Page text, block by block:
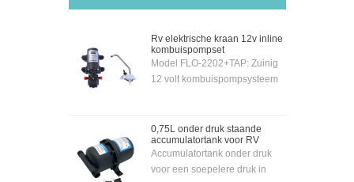
Rv elektrische kraan 12v inline
kombuispompset
Model FLO-2202+TAP: Zuinig
12 volt kombuispompsysteem
elektrische kraan en pomp -
zodat de pomp automatisch
kan worden geactiveerd door
de tuimelschakelaar op de
0,75L onder druk staande
accumulatortank voor RV
Accumulatortank onder druk
voor een soepelere druk in